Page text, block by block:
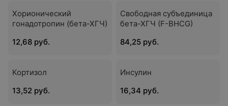
Хорионический
гонадотропин (бета-ХГЧ)
12,68 руб.
Свободная субъединица
бета-ХГЧ (F-BHCG)
84,25 руб.
Кортизол
13,52 руб.
Инсулин
16,34 руб.